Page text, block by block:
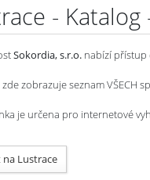
-
Sokordia, s.r.o. nabízí přístup
zobrazuje seznam VŠECH
je určena pro internetové
na Lustrace